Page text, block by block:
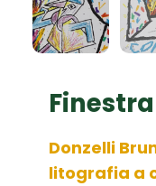
Donzelli
litografia a